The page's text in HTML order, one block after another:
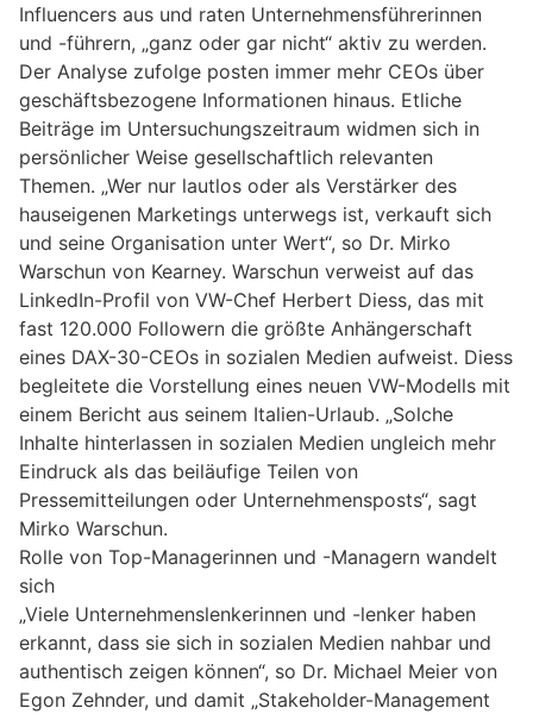
Influencers aus und raten Unternehmensführerinnen
und -führern, „ganz oder gar nicht“ aktiv zu werden.
Der Analyse zufolge posten immer mehr CEOs über
geschäftsbezogene Informationen hinaus. Etliche
Beiträge im Untersuchungszeitraum widmen sich in
persönlicher Weise gesellschaftlich relevanten
Themen. „Wer nur lautlos oder als Verstärker des
hauseigenen Marketings unterwegs ist, verkauft sich
und seine Organisation unter Wert“, so Dr. Mirko
Warschun von Kearney. Warschun verweist auf das
LinkedIn-Profil von VW-Chef Herbert Diess, das mit
fast 120.000 Followern die größte Anhängerschaft
eines DAX-30-CEOs in sozialen Medien aufweist. Diess
begleitete die Vorstellung eines neuen VW-Modells mit
einem Bericht aus seinem Italien-Urlaub. „Solche
Inhalte hinterlassen in sozialen Medien ungleich mehr
Eindruck als das beiläufige Teilen von
Pressemitteilungen oder Unternehmensposts“, sagt
Mirko Warschun.
Rolle von Top-Managerinnen und -Managern wandelt
sich
„Viele Unternehmenslenkerinnen und -lenker haben
erkannt, dass sie sich in sozialen Medien nahbar und
authentisch zeigen können“, so Dr. Michael Meier von
Egon Zehnder, und damit „Stakeholder-Management